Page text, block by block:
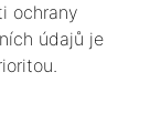
ochrany
údajů je